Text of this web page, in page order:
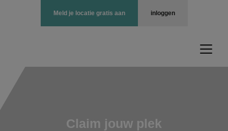
inloggen
Meld je locatie gratis aan
Claim jouw plek